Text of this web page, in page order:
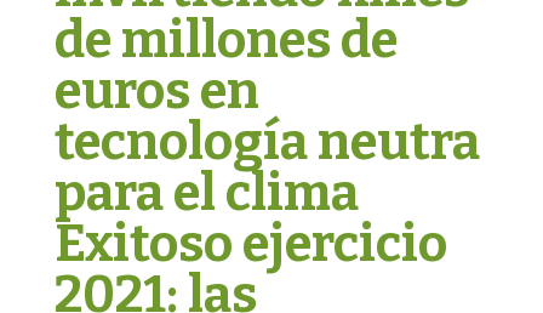
de millones de
euros en
tecnología neutra
para el clima
Exitoso ejercicio
2021: las